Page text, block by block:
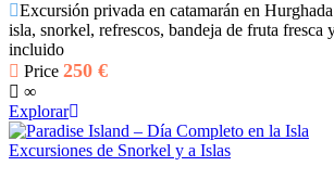
Excursión privada en catamarán en
isla, snorkel, refrescos, bandeja de fruta fresca
incluido
Price 250 €
∞
Explorar
Excursiones de Snorkel y a Islas